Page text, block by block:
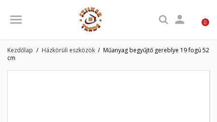
 0
Kezdőlap Házkörüli eszközök
Műanyag begyűjtő gereblye 19 fogú 52
cm